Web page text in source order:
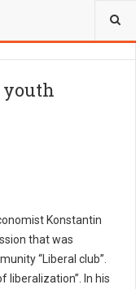
youth
Konstantin
that was
“Liberal club”.
liberalization”. In his